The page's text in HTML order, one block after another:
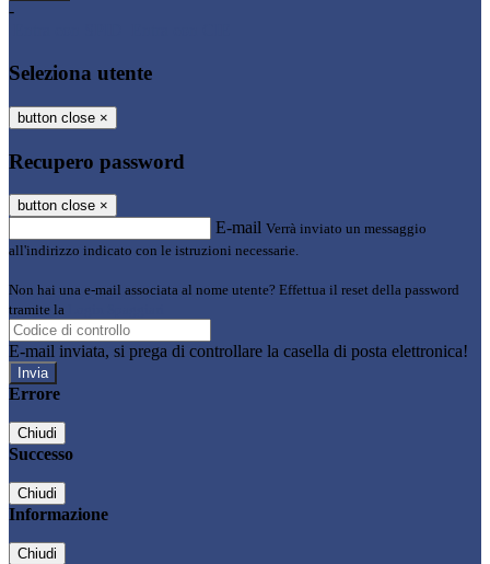
-
Seleziona utente
button close ×
Recupero password
button close ×
E-mail Verrà inviato un messaggio
all'indirizzo indicato con le istruzioni necessarie.
Non hai una e-mail associata al nome utente? Effettua il reset della password
tramite la
E-mail inviata, si prega di controllare la casella di posta elettronica!
Errore
Chiudi
Successo
Chiudi
Informazione
Chiudi